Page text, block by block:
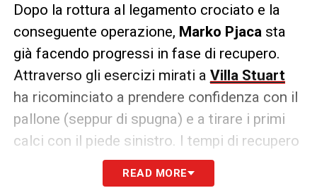
Dopo la rottura al legamento crociato e la
conseguente operazione, Marko Pjaca sta
già facendo progressi in fase di recupero.
Attraverso gli esercizi mirati a Villa Stuart
ha ricominciato a prendere confidenza con il
pallone (seppur di spugna) e a tirare i primi
calci con il piede sinistro. I tempi di recupero
in casi come questi si aggirano sui
ma naturalmente variano da soggetto a
READ MORE